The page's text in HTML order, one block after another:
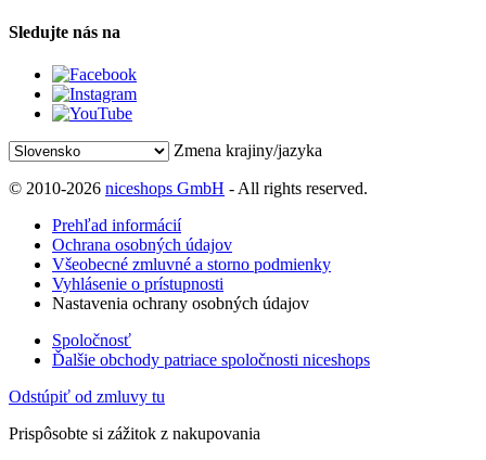
Sledujte nás na
Zmena krajiny/jazyka
© 2010-2026 niceshops GmbH - All rights reserved.
Prehľad informácií
Ochrana osobných údajov
Všeobecné zmluvné a storno podmienky
Vyhlásenie o prístupnosti
Nastavenia ochrany osobných údajov
Spoločnosť
Ďalšie obchody patriace spoločnosti niceshops
Odstúpiť od zmluvy tu
Prispôsobte si zážitok z nakupovania